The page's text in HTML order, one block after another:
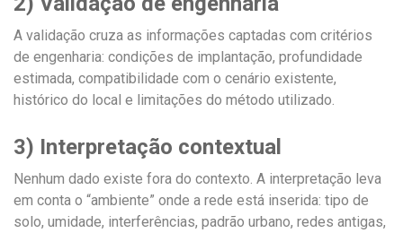
A validação cruza as informações captadas com critérios
de engenharia: condições de implantação, profundidade
estimada, compatibilidade com o cenário existente,
histórico do local e limitações do método utilizado.
3) Interpretação contextual
Nenhum dado existe fora do contexto. A interpretação leva
em conta o “ambiente” onde a rede está inserida: tipo de
solo, umidade, interferências, padrão urbano, redes antigas,